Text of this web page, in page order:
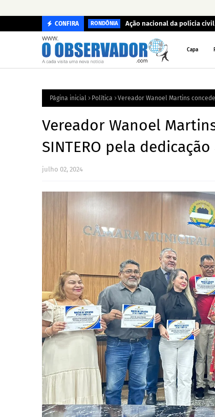
CONFIRA RONDÔNIA Ação nacional da polícia
Capa
Página inicial Política Vereador Wanoel Martins
Vereador Wanoel
SINTERO pela
julho 02, 2024